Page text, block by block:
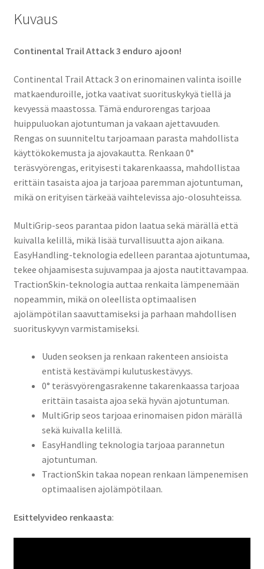
Kuvaus
Continental Trail Attack 3 enduro ajoon!
Continental Trail Attack 3 on erinomainen valinta isoille
matkaenduroille, jotka vaativat suorituskykyä tiellä ja
kevyessä maastossa. Tämä endurorengas tarjoaa
huippuluokan ajotuntuman ja vakaan ajettavuuden.
Rengas on suunniteltu tarjoamaan parasta mahdollista
käyttökokemusta ja ajovakautta. Renkaan 0°
teräsvyörengas, erityisesti takarenkaassa, mahdollistaa
erittäin tasaista ajoa ja tarjoaa paremman ajotuntuman,
mikä on erityisen tärkeää vaihtelevissa ajo-olosuhteissa.
MultiGrip-seos parantaa pidon laatua sekä märällä että
kuivalla kelillä, mikä lisää turvallisuutta ajon aikana.
EasyHandling-teknologia edelleen parantaa ajotuntumaa,
tekee ohjaamisesta sujuvampaa ja ajosta nautittavampaa.
TractionSkin-teknologia auttaa renkaita lämpenemään
nopeammin, mikä on oleellista optimaalisen
ajolämpötilan saavuttamiseksi ja parhaan mahdollisen
suorituskyvyn varmistamiseksi.
Uuden seoksen ja renkaan rakenteen ansioista
entistä kestävämpi kulutuskestävyys.
0° teräsvyörengasrakenne takarenkaassa tarjoaa
erittäin tasaista ajoa sekä hyvän ajotuntuman.
MultiGrip seos tarjoaa erinomaisen pidon märällä
sekä kuivalla kelillä.
EasyHandling teknologia tarjoaa parannetun
ajotuntuman.
TractionSkin takaa nopean renkaan lämpenemisen
optimaalisen ajolämpötilaan.
Esittelyvideo renkaasta: